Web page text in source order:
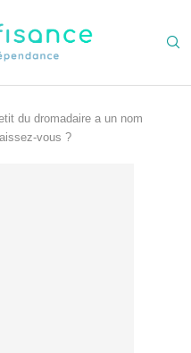
du dromadaire a un nom
vous ?